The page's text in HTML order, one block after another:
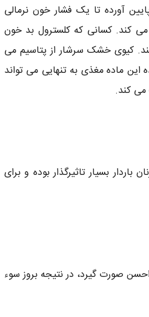
آورده تا یک فشار خون نرمالی
کند. کسانی که کلسترول بد خون
کیوی خشک سرشار از پتاسیم می
ماده مغذی به تنهایی می تواند
می کند.
بسیار تاثیرگذار بوده و برای
صورت گیرد، در نتیجه بروز سوء